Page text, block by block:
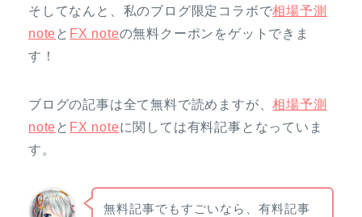
そしてなんと、私のブログ限定コラボで相場予測
note と FX noteの無料クーポンをゲットできま
す！
ブログの記事は全て無料で読めますが、相場予測
note と FX noteに関しては有料記事となっていま
す。
無料記事でもすごいなら、有料記事